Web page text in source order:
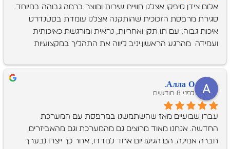
אלום צידן סיפקו אצלנו חוויית שירות ומוצר ברמה גבוהה במיוחד.
סגירת מרפסת הזכוכית שהותקנה אצלנו עומדת בסטנדרט
איכות גבוה, עם תו תקן ואחריות, נראית ומורגשת כאיכותית
ועמידה  מהרגע הראשון.יניב ליווה את התהליך במקצועיות
לציפיות. ההתקנה עצמה הייתה יעילה, מדויקת ונקייה, עם
בימים קרים, רוחות חזקות או גשם אפשר לשבת בנוחות,
Алла О.
לפני 8 חודשים
עברו שבועיים מאז שהשתמשנו במרפסת עם המערכת
החדשה. אנחנו מאוד מרוצים גם מהמערכת וגם מהאביזרים.
חברה אמינה. הם הגיעו יום אחד למדדו, אחר כך ייצרו (בערך